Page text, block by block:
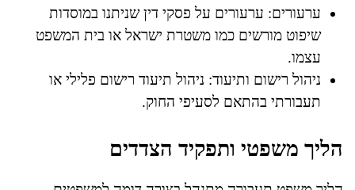
ערעורים: ערעורים על פסקי דין שניתנו במוסדות
שיפוט מורשים כמו משטרת ישראל או בית המשפט
עצמו.
ניהול רישום ותיעוד: ניהול תיעוד רישום פלילי או
תעבורתי בהתאם לסעיפי החוק.
הליך משפטי ותפקיד הצדדים